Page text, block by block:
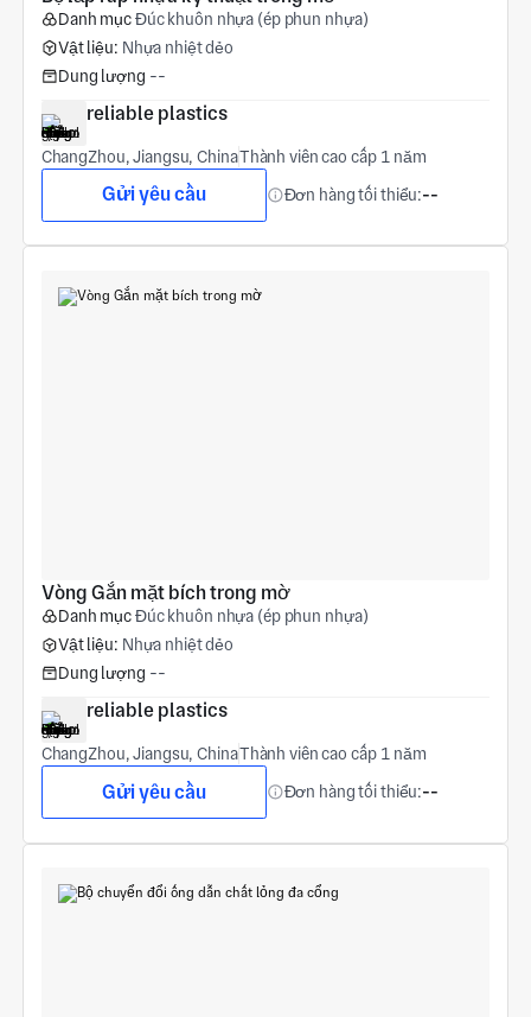
Danh mụcĐúc khuôn nhựa (ép phun nhựa)
Vật liệu: Nhựa nhiệt dẻo
Dung lượng --
reliable plastics
ChangZhou, Jiangsu, ChinaThành viên cao cấp 1 năm
Gửi yêu cầu Đơn hàng tối thiểu:--
Vòng Gắn mặt bích trong mờ
Danh mụcĐúc khuôn nhựa (ép phun nhựa)
Vật liệu: Nhựa nhiệt dẻo
Dung lượng --
reliable plastics
ChangZhou, Jiangsu, ChinaThành viên cao cấp 1 năm
Gửi yêu cầu Đơn hàng tối thiểu:--